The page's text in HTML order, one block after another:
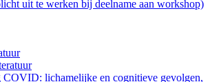
uit te werken bij deelname aan workshop)
COVID: lichamelijke en cognitieve gevolgen,